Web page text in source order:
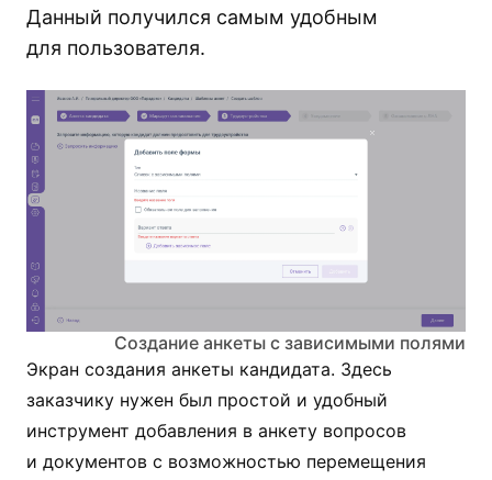
Данный получился самым удобным
для пользователя.
Создание анкеты с зависимыми полями
Экран создания анкеты кандидата. Здесь
заказчику нужен был простой и удобный
инструмент добавления в анкету вопросов
и документов с возможностью перемещения